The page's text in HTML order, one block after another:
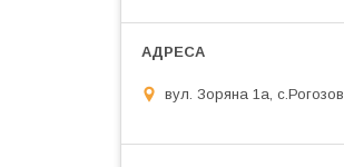
вул. Зоряна 1а,